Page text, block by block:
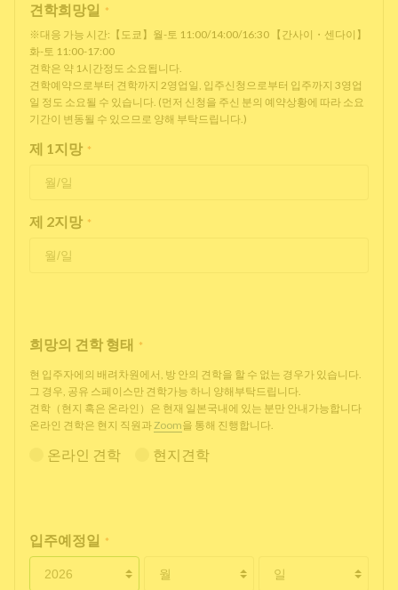
견학희망일 *
※대응 가능 시간:【도쿄】월-토 11:00/14:00/16:30 【간사이・센다이】
화-토 11:00-17:00
견학은 약 1시간정도 소요됩니다.
견학예약으로부터 견학까지 2영업일, 입주신청으로부터 입주까지 3영업
일 정도 소요될 수 있습니다. (먼저 신청을 주신 분의 예약상황에 따라 소요
기간이 변동될 수 있으므로 양해 부탁드립니다.)
제 1지망 *
제 2지망 *
희망의 견학 형태 *
현 입주자에의 배려차원에서, 방 안의 견학을 할 수 없는 경우가 있습니다.
그 경우, 공유 스페이스만 견학가능 하니 양해부탁드립니다.
견학（현지 혹은 온라인）은 현재 일본국내에 있는 분만 안내가능합니다
온라인 견학은 현지 직원과Zoom을 통해 진행합니다.
온라인 견학 현지견학
입주예정일 *